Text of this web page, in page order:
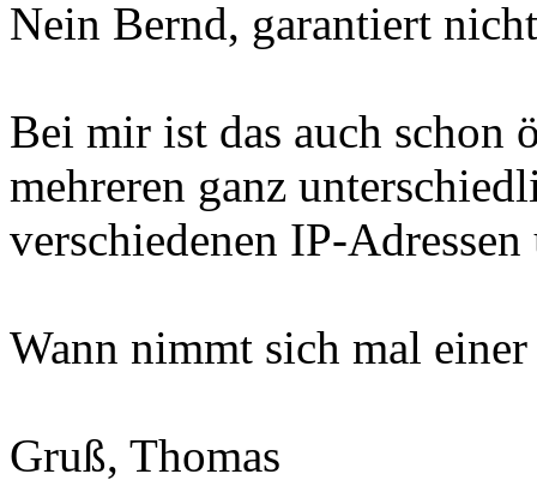
Nein Bernd, garantiert
Bei mir ist das auch schon
mehreren ganz
verschiedenen IP-
Wann nimmt sich mal
Gruß, Thomas